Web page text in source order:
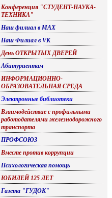
Конференция "СТУДЕНТ-НАУКА-
ТЕХНИКА"
Наш филиал в МАХ
Наш Филиал в VK
День ОТКРЫТЫХ ДВЕРЕЙ
Абитуриентам
ИНФОРМАЦИОННО-
ОБРАЗОВАТЕЛЬНАЯ СРЕДА
Электронные библиотеки
Взаимодействие с профильными
работодателями железнодорожного
транспорта
ПРОФСОЮЗ
Вместе против коррупции
Психологическая помощь
ЮБИЛЕЙ 125 ЛЕТ
Газета "ГУДОК"